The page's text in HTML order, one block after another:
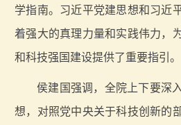
学指南。习近平党建思想和习近
着强大的真理力量和实践伟力，
和科技强国建设提供了重要指引。
侯建国强调，全院上下要深
想，对照党中央关于科技创新的